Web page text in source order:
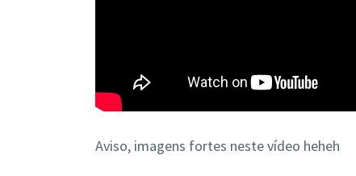
Aviso, imagens fortes neste vídeo heheh